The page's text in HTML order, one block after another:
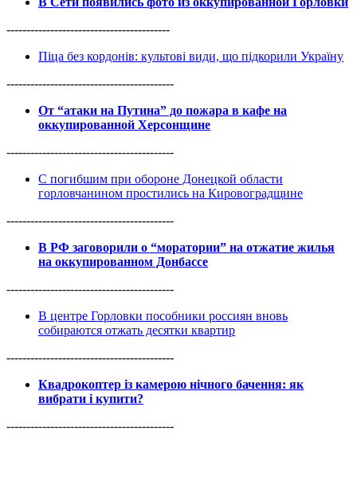
-----------------------------------------
Піца без кордонів: культові види, що підкорили Україну
------------------------------------------
От “атаки на Путина” до пожара в кафе на
оккупированной Херсонщине
------------------------------------------
С погибшим при обороне Донецкой области
горловчанином простились на Кировоградщине
------------------------------------------
В РФ заговорили о “моратории” на отжатие жилья
на оккупированном Донбассе
------------------------------------------
В центре Горловки пособники россиян вновь
собираются отжать десятки квартир
------------------------------------------
Квадрокоптер із камерою нічного бачення: як
вибрати і купити?
------------------------------------------